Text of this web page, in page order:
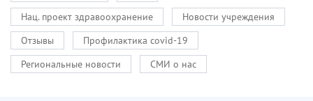
Нац. проект здравоохранение
Новости учреждения
Отзывы
Профилактика covid-19
Региональные новости
СМИ о нас